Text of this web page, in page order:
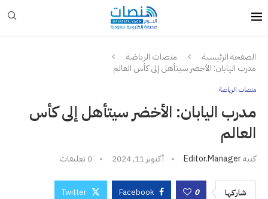
الصفحة الرئيسية
منصات الرياضة
مدرب اليابان: الأخضر سيتأهل إلى كأس العالم
منصات الرياضة
مدرب اليابان: الأخضر سيتأهل إلى كأس
العالم
كتبهEditor.manager أكتوبر 11, 2024 0 تعليقات
شاركها 0
Facebook
Twitter